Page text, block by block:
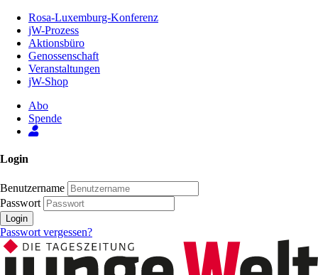
Inhalt
Seite
Rosa-Luxemburg-Konferenz
jW-Prozess
Aktionsbüro
Genossenschaft
Veranstaltungen
jW-Shop
Abo
Spende
Login
Benutzername
Passwort
Login
Passwort vergessen?